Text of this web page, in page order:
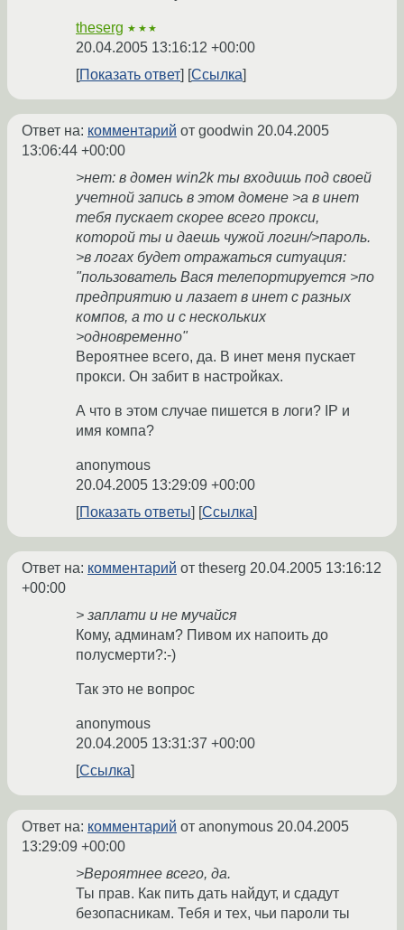
theserg ★★★
20.04.2005 13:16:12 +00:00
Показать ответ
Ссылка
Ответ на: комментарий от goodwin 20.04.2005
13:06:44 +00:00
>нет: в домен win2k ты входишь под своей
учетной запись в этом домене >а в инет
тебя пускает скорее всего прокси,
которой ты и даешь чужой логин/>пароль.
>в логах будет отражаться ситуация:
"пользователь Вася телепортируется >по
предприятию и лазает в инет с разных
компов, а то и с нескольких
>одновременно"
Вероятнее всего, да. В инет меня пускает
прокси. Он забит в настройках.
А что в этом случае пишется в логи? IP и
имя компа?
anonymous
20.04.2005 13:29:09 +00:00
Показать ответы
Ссылка
Ответ на: комментарий от theserg 20.04.2005 13:16:12
+00:00
> заплати и не мучайся
Кому, админам? Пивом их напоить до
полусмерти?:-)
Так это не вопрос
anonymous
20.04.2005 13:31:37 +00:00
Ссылка
Ответ на: комментарий от anonymous 20.04.2005
13:29:09 +00:00
>Вероятнее всего, да.
Ты прав. Как пить дать найдут, и сдадут
безопасникам. Тебя и тех, чьи пароли ты